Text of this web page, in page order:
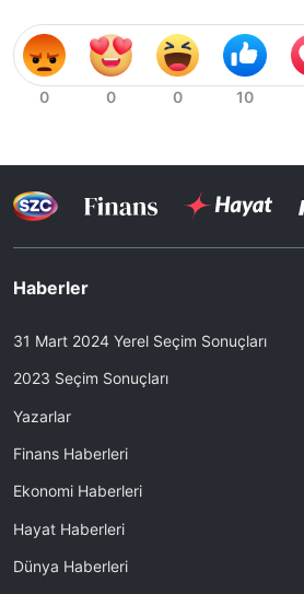
Haberler
31 Mart 2024 Yerel Seçim Sonuçları
2023 Seçim Sonuçları
Yazarlar
Finans Haberleri
Ekonomi Haberleri
Hayat Haberleri
Dünya Haberleri